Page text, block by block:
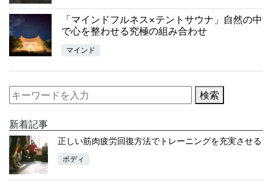
「マインドフルネス×テントサウナ」自然の中
で心を整わせる究極の組み合わせ
マインド
検索
新着記事
正しい筋肉疲労回復方法でトレーニングを充実させる
ボディ